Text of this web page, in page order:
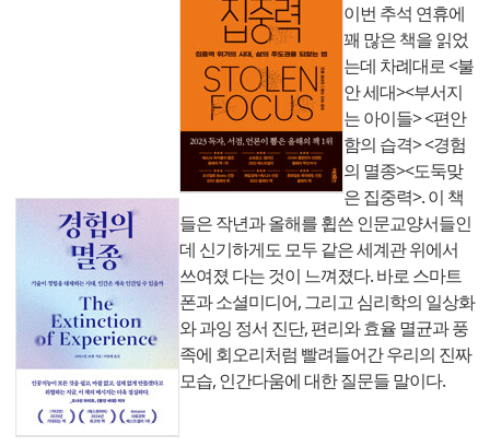
이번 추석 연휴에
꽤 많은 책을 읽었
는데 차례대로 <불
안 세대><부서지
는 아이들> <편안
함의 습격> <경험
의 멸종><도둑맞
은 집중력>. 이 책
들은 작년과 올해를 휩쓴 인문교양서들인
데 신기하게도 모두 같은 세계관 위에서
쓰여졌 다는 것이 느껴졌다. 바로 스마트
폰과 소셜미디어, 그리고 심리학의 일상화
와 과잉 정서 진단, 편리와 효율 멸균과 풍
족에 회오리처럼 빨려들어간 우리의 진짜
모습, 인간다움에 대한 질문들 말이다.